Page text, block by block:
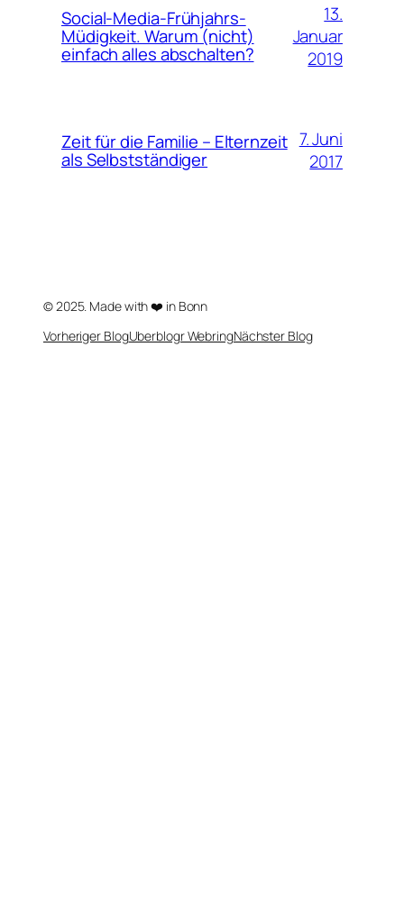
Social-Media-Frühjahrs-
Müdigkeit. Warum (nicht)
einfach alles abschalten?
13.
Januar
2019
Zeit für die Familie – Elternzeit
als Selbstständiger
7. Juni
2017
© 2025. Made with ❤️ in Bonn
Vorheriger BlogUberblogr WebringNächster Blog